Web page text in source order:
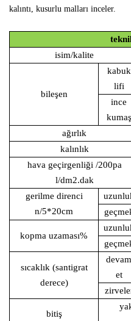
kalıntı, kusurlu malları inceler.
isim/kalite
bileşen
kabuk
lifi
ince
kumaş
ağırlık
kalınlık
hava geçirgenliği /200pa
l/dm2.dak
gerilme direnci
n/5*20cm
kopma uzaması%
sıcaklık (santigrat
derece)
devam
et
bitiş